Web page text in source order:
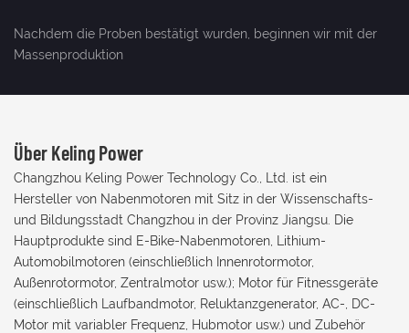
Nachdem die Proben bestätigt wurden, beginnen wir mit der
Massenproduktion
Über Keling Power
Changzhou Keling Power Technology Co., Ltd. ist ein
Hersteller von Nabenmotoren mit Sitz in der Wissenschafts-
und Bildungsstadt Changzhou in der Provinz Jiangsu. Die
Hauptprodukte sind E-Bike-Nabenmotoren, Lithium-
Automobilmotoren (einschließlich Innenrotormotor,
Außenrotormotor, Zentralmotor usw.); Motor für Fitnessgeräte
(einschließlich Laufbandmotor, Reluktanzgenerator, AC-, DC-
Motor mit variabler Frequenz, Hubmotor usw.) und Zubehör